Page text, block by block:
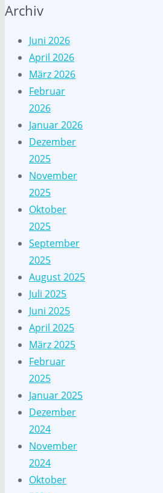
Archiv
Juni 2026
April 2026
März 2026
Februar
2026
Januar 2026
Dezember
2025
November
2025
Oktober
2025
September
2025
August 2025
Juli 2025
Juni 2025
April 2025
März 2025
Februar
2025
Januar 2025
Dezember
2024
November
2024
Oktober